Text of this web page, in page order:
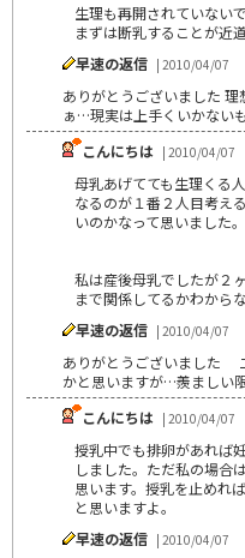
生理も再開されていない
まずは断乳することが近
早速の返信 | 2010/04/07
ありがとうございました
ぁ…現実は上手くいかない
こんにちは | 2010/04/07
母乳あげてても生理くる
なるのが１番２人目考え
いのかなって思いました。
私は産後母乳でしたが２
まで関係してるかわから
早速の返信 | 2010/04/07
ありがとうございました
かと思いますが…羨ましい
こんにちは | 2010/04/07
授乳中でも排卵があれば
しました。ただ私の場合
思います。授乳を止めれ
と思いますよ。
早速の返信 | 2010/04/07